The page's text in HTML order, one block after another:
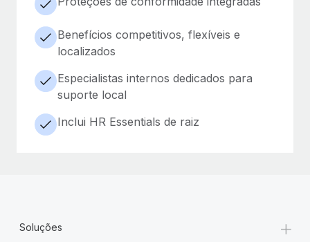
Benefícios competitivos, flexíveis e
localizados
Especialistas internos dedicados para
suporte local
Inclui HR Essentials de raiz
Soluções +